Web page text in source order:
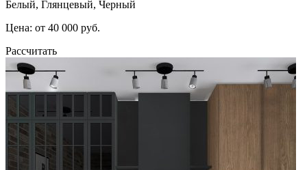
Белый, Глянцевый, Черный
Цена: от 40 000 руб.
Рассчитать